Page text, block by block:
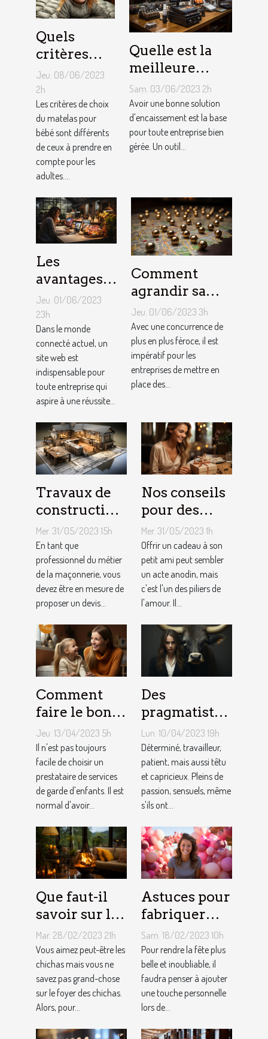
Quels
critères
pour
choisir un
matelas de
bébé ?
Jeu. 08/06/2023
2h
Les critères de choix
du matelas pour
bébé sont différents
de ceux à prendre en
compte pour les
adultes....
Quelle est la
meilleure
solution
d'encaissement
pour votre
entreprise ?
Sam. 03/06/2023 2h
Avoir une bonne solution
d'encaissement est la base
pour toute entreprise bien
gérée. Un outil...
Les
avantages
de faire
appel à un
spécialiste
de
conception
de site web
Jeu. 01/06/2023
23h
Dans le monde
connecté actuel, un
site web est
indispensable pour
toute entreprise qui
aspire à une réussite...
Comment
agrandir sa
notoriété
locale et
fidéliser sa
clientèle grâce
aux outils du
référencement
Jeu. 01/06/2023 3h
Avec une concurrence de
plus en plus féroce, il est
impératif pour les
entreprises de mettre en
place des...
Travaux de
construction
d’une maison
: Comment
établir le
devis avec un
artisan
maçon ?
Mer. 31/05/2023 15h
En tant que
professionnel du métier
de la maçonnerie, vous
devez être en mesure de
proposer un devis...
Nos conseils
pour des
cadeaux
idéaux et
originaux
pour votre
petit ami
Mer. 31/05/2023 1h
Offrir un cadeau à son
petit ami peut sembler
un acte anodin, mais
c'est l'un des piliers de
l'amour. Il...
Comment
faire le bon
choix entre
une crèche et
une
assistante
maternelle ?
Jeu. 13/04/2023 5h
Il n'est pas toujours
facile de choisir un
prestataire de services
de garde d'enfants. Il est
normal d'avoir...
Des
pragmatistes
imaginatifs
et patients :
comment
sont les gens
du Taureau ?
Lun. 10/04/2023 19h
Déterminé, travailleur,
patient, mais aussi têtu
et capricieux. Pleins de
passion, sensuels, même
s'ils ont...
Que faut-il
savoir sur le
foyer chicha
?
Mar. 28/02/2023 21h
Vous aimez peut-être les
chichas mais vous ne
savez pas grand-chose
sur le foyer des chichas.
Alors, pour...
Astuces pour
fabriquer
une arche de
ballons
Sam. 18/02/2023 10h
Pour rendre la fête plus
belle et inoubliable, il
faudra penser à ajouter
une touche personnelle
lors de...